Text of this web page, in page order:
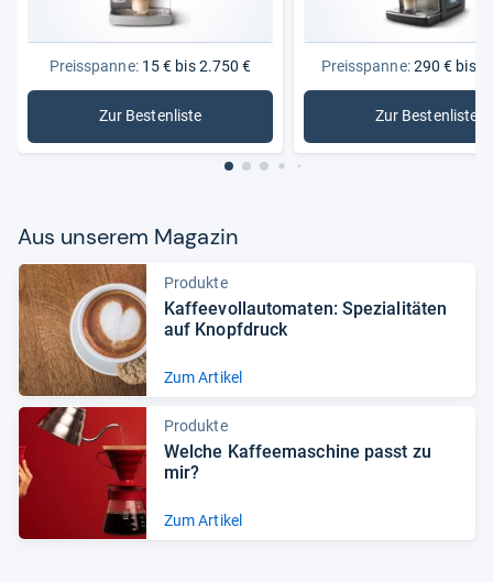
Preisspanne:15 € bis 2.750 €
Zur Bestenliste: Kaffeevollautomaten
Preisspanne:290 € bis
Zur Bestenliste
:
Aus unse­rem Maga­zin
Produkte
Kaf­fee­voll­au­to­ma­ten: Spe­zia­li­tä­ten
auf Knopf­druck
Zum Artikel
Produkte
Wel­che Kaf­fee­ma­schine passt zu
mir?
Zum Artikel